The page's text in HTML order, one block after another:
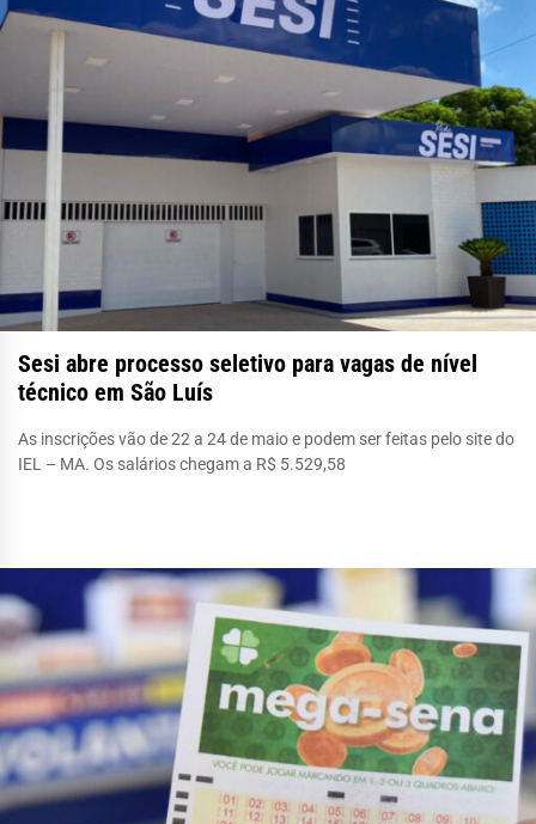
Sesi abre processo seletivo para vagas de nível
técnico em São Luís
As inscrições vão de 22 a 24 de maio e podem ser feitas pelo site do
IEL – MA. Os salários chegam a R$ 5.529,58